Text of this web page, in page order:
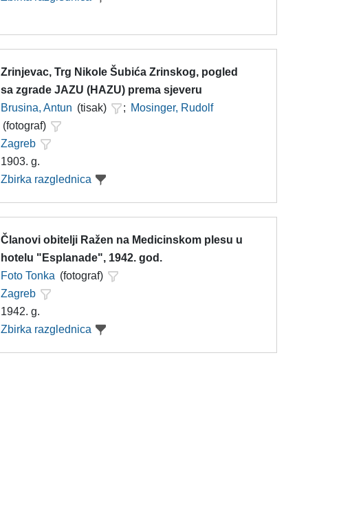
Zrinjevac, Trg Nikole Šubića Zrinskog, pogled
sa zgrade JAZU (HAZU) prema sjeveru
Brusina, Antun (tisak) ; Mosinger, Rudolf
(fotograf)
Zagreb
1903. g.
Zbirka razglednica
Članovi obitelji Ražen na Medicinskom plesu u
hotelu "Esplanade", 1942. god.
Foto Tonka (fotograf)
Zagreb
1942. g.
Zbirka razglednica